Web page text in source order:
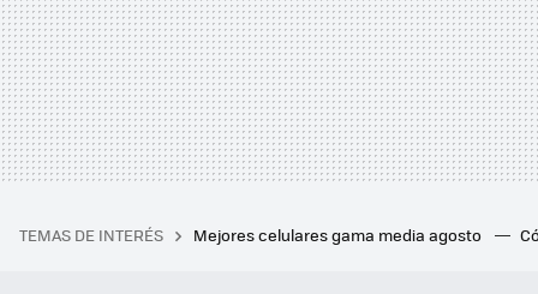
TEMAS DE INTERÉS Mejores celulares gama media agosto